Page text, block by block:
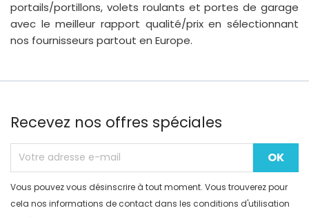
portails/portillons, volets roulants et portes de garage
avec le meilleur rapport qualité/prix en sélectionnant
nos fournisseurs partout en Europe.
Recevez nos offres spéciales
Vous pouvez vous désinscrire à tout moment. Vous trouverez pour
cela nos informations de contact dans les conditions d'utilisation